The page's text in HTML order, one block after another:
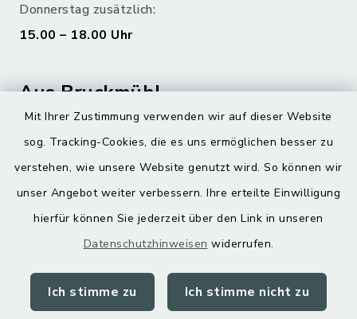
Mit Ihrer Zustimmung verwenden wir auf dieser Website
sog. Tracking-Cookies, die es uns ermöglichen besser zu
verstehen, wie unsere Website genutzt wird. So können wir
unser Angebot weiter verbessern. Ihre erteilte Einwilligung
hierfür können Sie jederzeit über den Link in unseren
Datenschutzhinweisen widerrufen.
Ich stimme zu Ich stimme nicht zu
Donnerstag zusätzlich:
15.00 – 18.00 Uhr
Aus Bruckmühl
Digitaler Ortsplan
Kontakt